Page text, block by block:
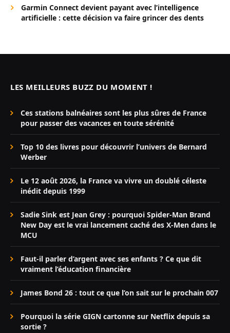
Garmin Connect devient payant avec l’intelligence
artificielle : cette décision va faire grincer des dents
LES MEILLEURS BUZZ DU MOMENT !
Ces stations balnéaires sont les plus sûres de France
pour passer des vacances en toute sérénité
Top 10 des livres pour découvrir l’univers de Bernard
Werber
Le 12 août 2026, la France va vivre un doublé céleste
inédit depuis 1999
Sadie Sink est Jean Grey : pourquoi Spider-Man Brand
New Day est le vrai lancement caché des X-Men dans le
MCU
Faut-il parler d’argent avec ses enfants ? Ce que dit
vraiment l’éducation financière
James Bond 26 : tout ce que l’on sait sur le prochain 007
Pourquoi la série GIGN cartonne sur Netflix depuis sa
sortie ?